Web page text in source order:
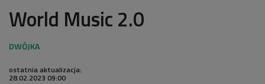
World Music 2.0
ostatnia aktualizacja:
28.02.2023 09:00